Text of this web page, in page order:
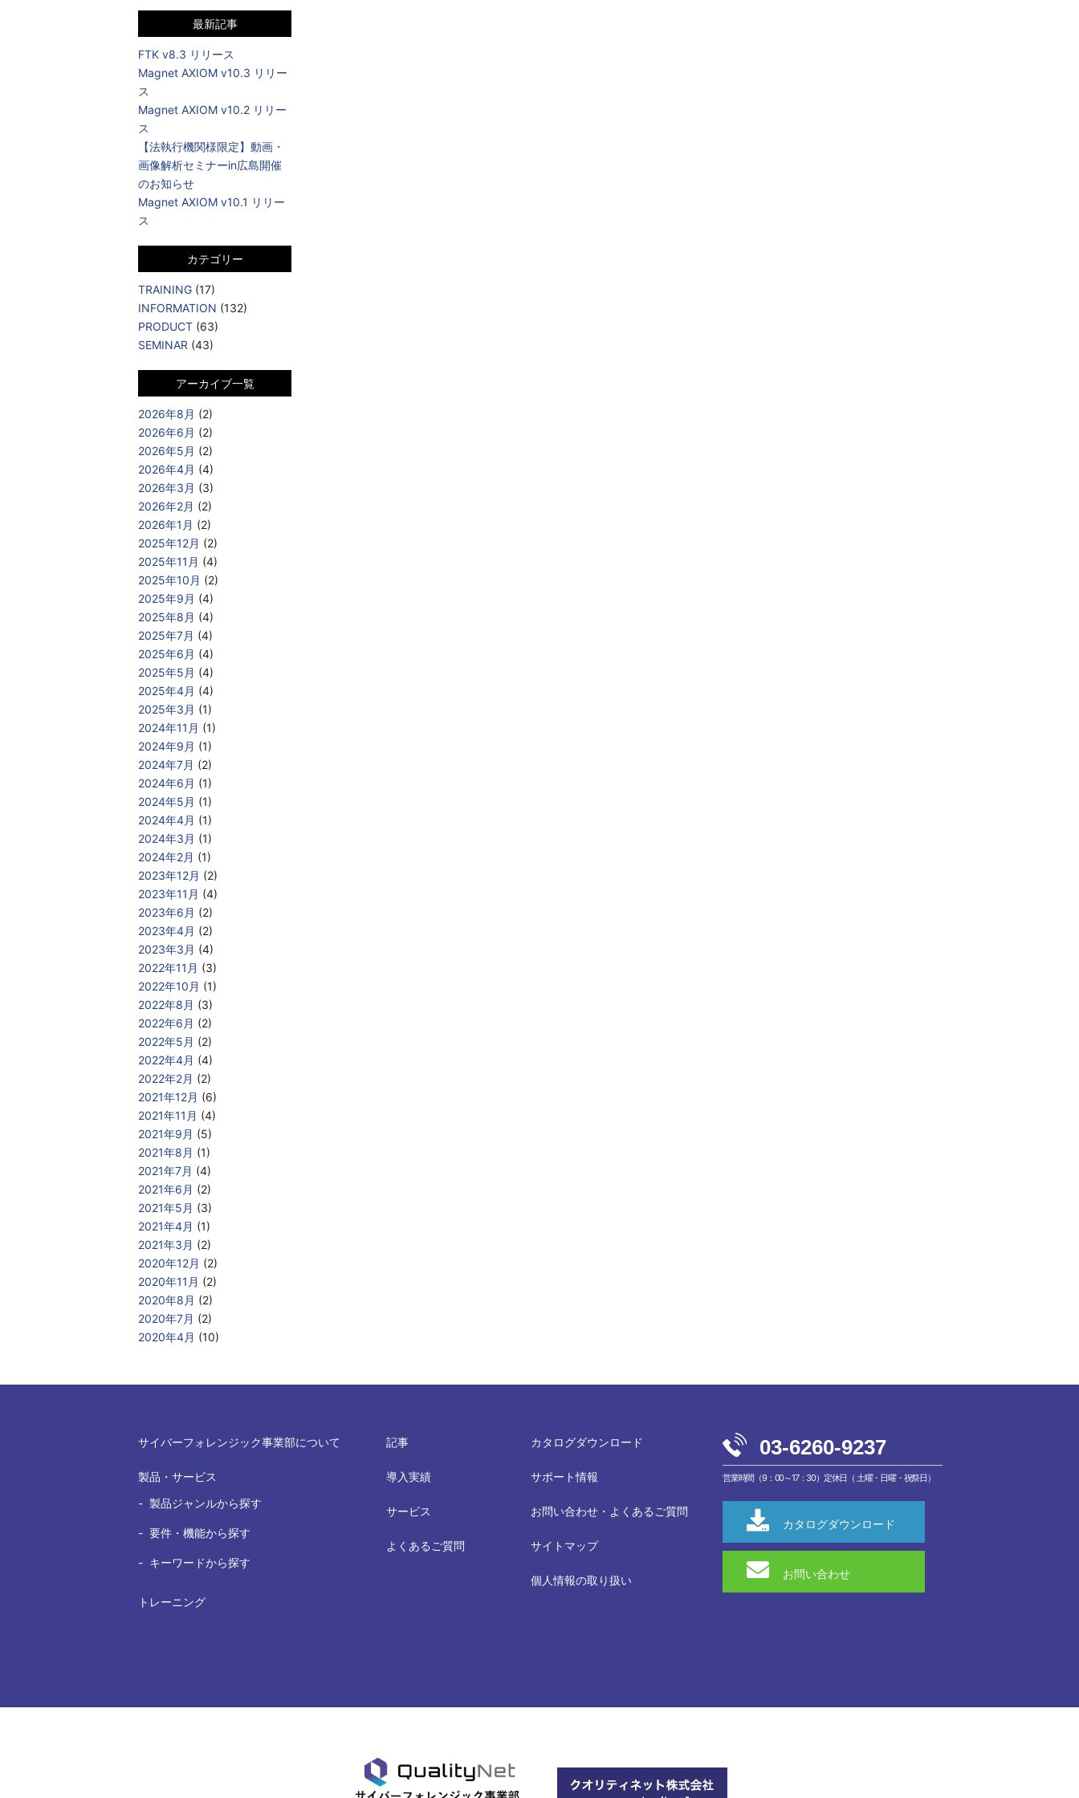
最新記事
FTK v8.3 リリース
Magnet AXIOM v10.3 リリー
ス
Magnet AXIOM v10.2 リリー
ス
【法執行機関様限定】動画・
画像解析セミナーin広島開催
のお知らせ
Magnet AXIOM v10.1 リリー
ス
カテゴリー
TRAINING (17)
INFORMATION (132)
PRODUCT (63)
SEMINAR (43)
アーカイブ一覧
2026年8月 (2)
2026年6月 (2)
2026年5月 (2)
2026年4月 (4)
2026年3月 (3)
2026年2月 (2)
2026年1月 (2)
2025年12月 (2)
2025年11月 (4)
2025年10月 (2)
2025年9月 (4)
2025年8月 (4)
2025年7月 (4)
2025年6月 (4)
2025年5月 (4)
2025年4月 (4)
2025年3月 (1)
2024年11月 (1)
2024年9月 (1)
2024年7月 (2)
2024年6月 (1)
2024年5月 (1)
2024年4月 (1)
2024年3月 (1)
2024年2月 (1)
2023年12月 (2)
2023年11月 (4)
2023年6月 (2)
2023年4月 (2)
2023年3月 (4)
2022年11月 (3)
2022年10月 (1)
2022年8月 (3)
2022年6月 (2)
2022年5月 (2)
2022年4月 (4)
2022年2月 (2)
2021年12月 (6)
2021年11月 (4)
2021年9月 (5)
2021年8月 (1)
2021年7月 (4)
2021年6月 (2)
2021年5月 (3)
2021年4月 (1)
2021年3月 (2)
2020年12月 (2)
2020年11月 (2)
2020年8月 (2)
2020年7月 (2)
2020年4月 (10)
サイバーフォレンジック事業部について
製品・サービス
製品ジャンルから探す
要件・機能から探す
キーワードから探す
トレーニング
記事
導入実績
サービス
よくあるご質問
カタログダウンロード
サポート情報
お問い合わせ・よくあるご質問
サイトマップ
個人情報の取り扱い
03-6260-9237
営業時間（9：00～17：30）定休日（ 土曜・日曜・祝祭日）
カタログダウンロード
お問い合わせ